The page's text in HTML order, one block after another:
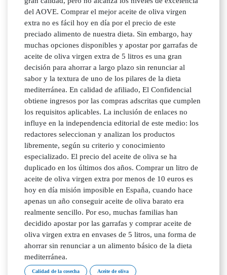
del AOVE. Comprar el mejor aceite de oliva virgen
extra no es fácil hoy en día por el precio de este
preciado alimento de nuestra dieta. Sin embargo, hay
muchas opciones disponibles y apostar por garrafas de
aceite de oliva virgen extra de 5 litros es una gran
decisión para ahorrar a largo plazo sin renunciar al
sabor y la textura de uno de los pilares de la dieta
mediterránea. En calidad de afiliado, El Confidencial
obtiene ingresos por las compras adscritas que cumplen
los requisitos aplicables. La inclusión de enlaces no
influye en la independencia editorial de este medio: los
redactores seleccionan y analizan los productos
libremente, según su criterio y conocimiento
especializado. El precio del aceite de oliva se ha
duplicado en los últimos dos años. Comprar un litro de
aceite de oliva virgen extra por menos de 10 euros es
hoy en día misión imposible en España, cuando hace
apenas un año conseguir aceite de oliva barato era
realmente sencillo. Por eso, muchas familias han
decidido apostar por las garrafas y comprar aceite de
oliva virgen extra en envases de 5 litros, una forma de
ahorrar sin renunciar a un alimento básico de la dieta
mediterránea.
Calidad de la cosecha Aceite de oliva